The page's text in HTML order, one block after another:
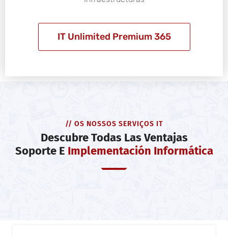
IT Unlimited Premium 365
// OS NOSSOS SERVIÇOS IT
Descubre Todas Las Ventajas
Soporte E Implementación Informática